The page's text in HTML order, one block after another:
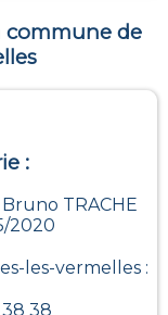
commune de
:
TRACHE
2020
les-vermelles :
38 38